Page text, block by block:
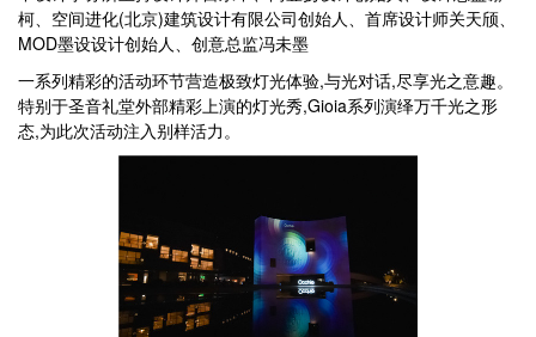
柯、空间进化(北京)建筑设计有限公司创始人、首席设计师关天颀、
MOD墨设设计创始人、创意总监冯未墨
一系列精彩的活动环节营造极致灯光体验,与光对话,尽享光之意趣。
特别于圣音礼堂外部精彩上演的灯光秀,Gioia系列演绎万千光之形
态,为此次活动注入别样活力。